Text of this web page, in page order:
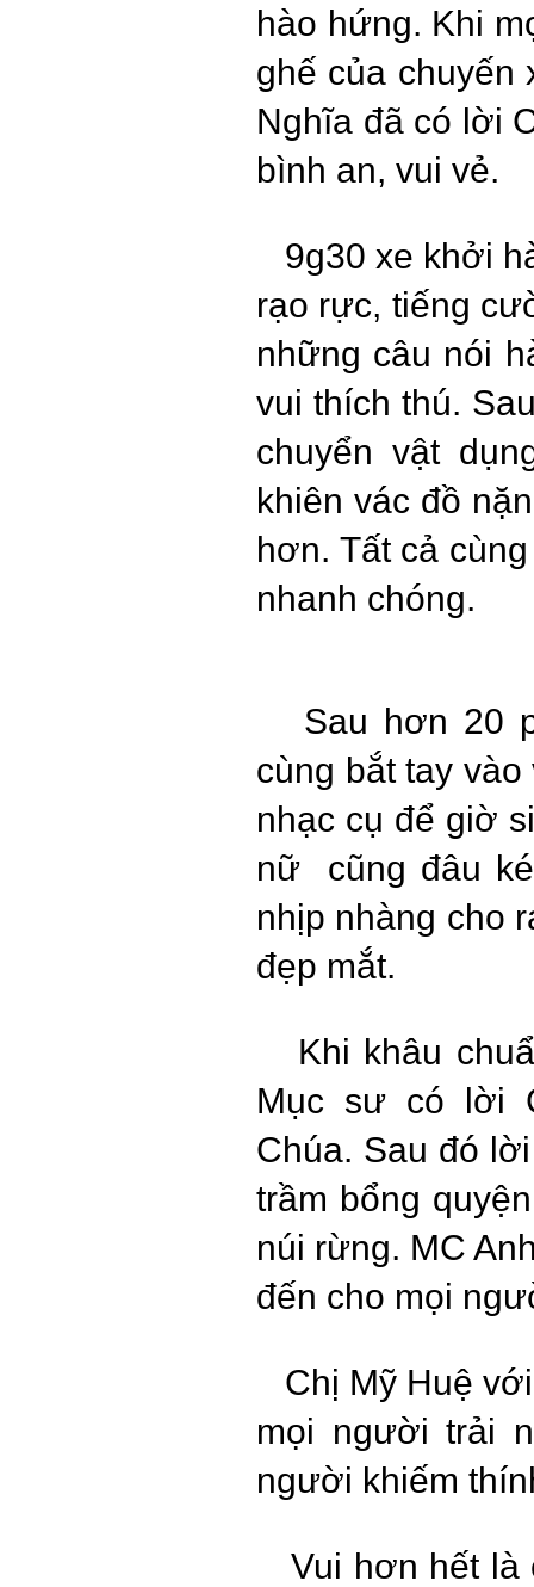
hào hứng. Khi
ghế của chuyến
Nghĩa đã có lời
bình an, vui vẻ.
9g30 xe khởi
rạo rực, tiếng
những câu nói
vui thích thú.
chuyển vật
khiên vác đồ
hơn. Tất cả
nhanh chóng.
Sau hơn 20
cùng bắt tay
nhạc cụ để giờ
nữ cũng đâu
nhịp nhàng cho
đẹp mắt.
Khi khâu
Mục sư có lời
Chúa. Sau đó
trầm bổng
núi rừng. MC
đến cho mọi
Chị Mỹ Huệ
mọi người trải
người khiếm
Vui hơn hết là